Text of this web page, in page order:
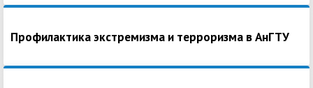
Профилактика экстремизма и терроризма в АнГТУ